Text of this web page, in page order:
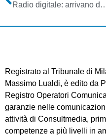
Radio digitale: arrivano dal MSE-Com i provvedimenti di
Registrato al Tribunale di
Massimo Lualdi, è edito da
Registro Operatori
garanzie nelle
attività di Consultmedia,
competenze a più livelli in